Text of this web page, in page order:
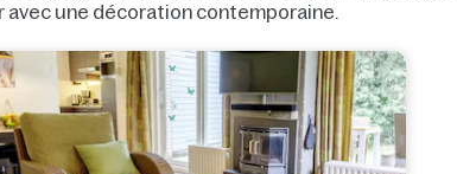
avec une décoration contemporaine.